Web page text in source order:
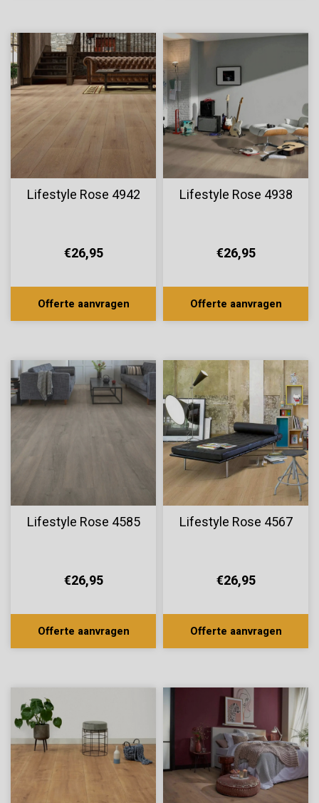
Lifestyle Rose 4942
€26,95
Offerte aanvragen
Lifestyle Rose 4938
€26,95
Offerte aanvragen
Lifestyle Rose 4585
€26,95
Offerte aanvragen
Lifestyle Rose 4567
€26,95
Offerte aanvragen